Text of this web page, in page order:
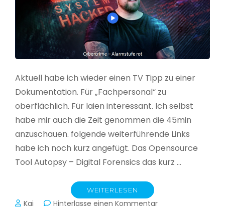
Aktuell habe ich wieder einen TV Tipp zu einer
Dokumentation. Für „Fachpersonal“ zu
oberflächlich. Für laien interessant. Ich selbst
habe mir auch die Zeit genommen die 45min
anzuschauen. folgende weiterführende Links
habe ich noch kurz angefügt. Das Opensource
Tool Autopsy – Digital Forensics das kurz …
WEITERLESEN
Kai Hinterlasse einen Kommentarzu